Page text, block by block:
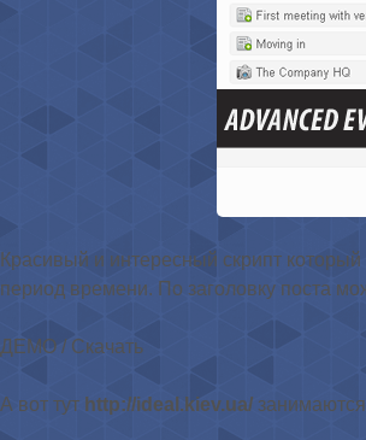
Красивый и интересный скрипт
период времени. По заголовку поста
ДЕМО / Скачать
А вот тут http://ideal.kiev.ua/